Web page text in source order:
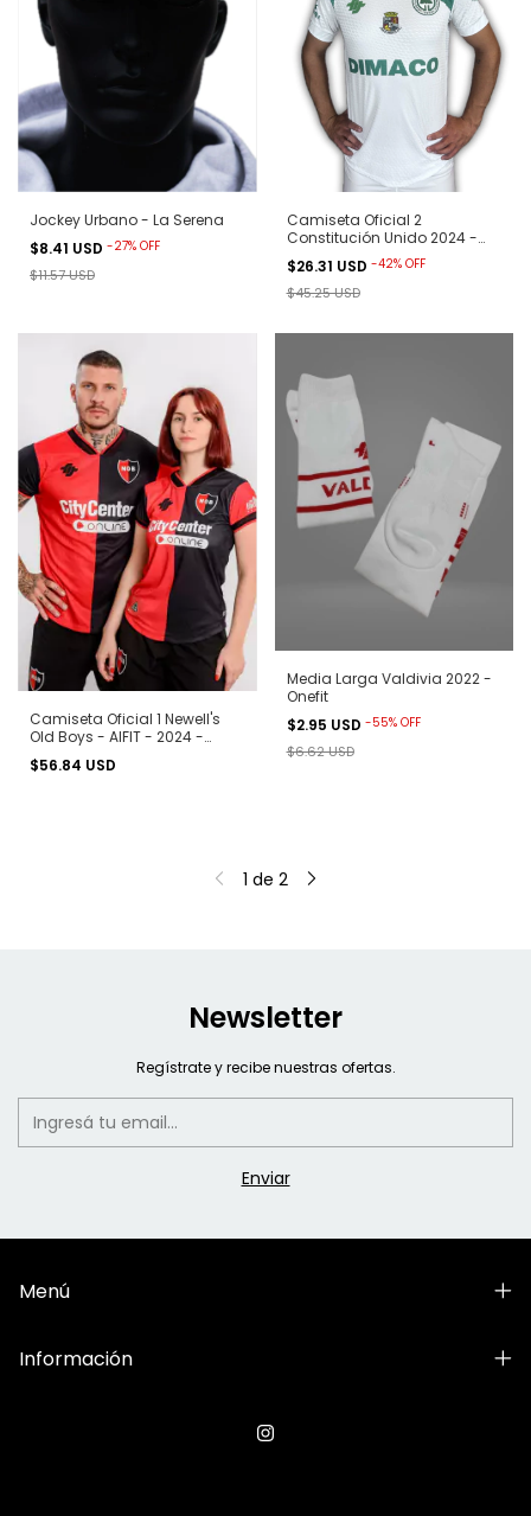
Jockey Urbano - La Serena
$8.41 USD -27% OFF
$11.57 USD
Camiseta Oficial 2
Constitución Unido 2024 -
Blanca
$26.31 USD -42% OFF
$45.25 USD
Camiseta Oficial 1 Newell's
Old Boys - AIFIT - 2024 -
Rojinegra
$56.84 USD
Media Larga Valdivia 2022 -
Onefit
$2.95 USD -55% OFF
$6.62 USD
1 de 2
Newsletter
Regístrate y recibe nuestras ofertas.
Menú
Información